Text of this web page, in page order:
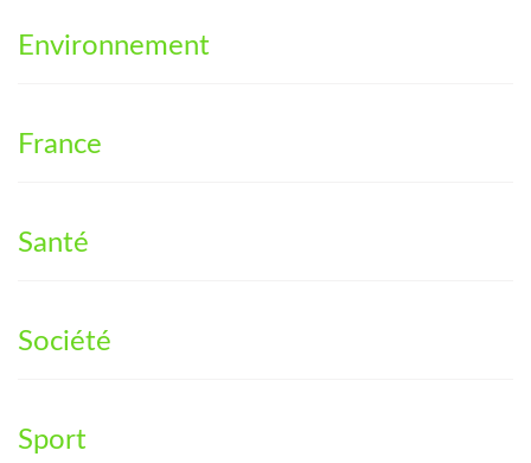
Environnement
France
Santé
Société
Sport